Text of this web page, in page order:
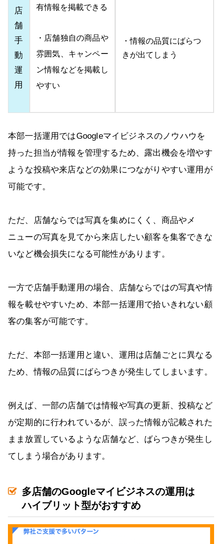
店
舗
手
動
運
用
有情報を掲載できる
・店舗独自の商品や
雰囲気、キャンペー
ン情報などを掲載し
やすい
・情報の品質にばらつ
きが出てしまう
本部一括運用ではGoogleマイビジネスのノウハウを
持った担当が情報を管理するため、露出機会を増やす
ような投稿や来店などの効果につながりやすい運用が
可能です。
ただ、店舗ならでは写真を集めにくく、商品やメ
ニューの写真を見てから来店したい顧客を集客できな
いなど機会損失になる可能性があります。
一方で店舗手動運用の場合、店舗ならではの写真や情
報を載せやすいため、本部一括運用で拾いきれない顧
客の集客が可能です。
ただ、本部一括運用と違い、運用は店舗ごとに異なる
ため、情報の品質にばらつきが発生してしまいます。
例えば、一部の店舗では情報や写真の更新、投稿など
が定期的に行われているが、誤った情報が記載された
まま放置しているような店舗など、ばらつきが発生し
てしまう場合があります。
多店舗のGoogleマイビジネスの運用は
ハイブリット型がおすすめ